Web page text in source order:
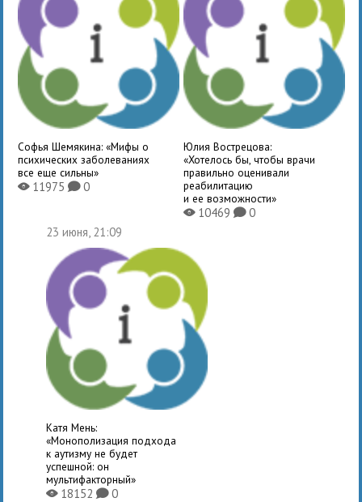
Софья Шемякина: «Мифы о
психических заболеваниях
все еще сильны»
X11975K0
Юлия Вострецова:
«Хотелось бы, чтобы врачи
правильно оценивали
реабилитацию
и ее возможности»
X10469 K0
23 июня, 21:09
Катя Мень:
«Монополизация подхода
к аутизму не будет
успешной: он
мультифакторный»
X18152K0